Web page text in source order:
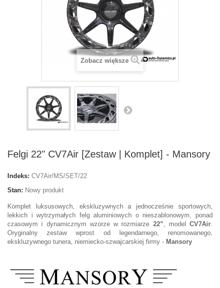
Zobacz większe
Felgi 22" CV7Air [Zestaw | Komplet] - Mansory
Indeks: CV7Air/MS/SET/22
Stan: Nowy produkt
Komplet luksusowych, ekskluzywnych a jednocześnie sportowych,
lekkich i wytrzymałych felg aluminiowych o nieszablonowym, ponad
czasowym i dynamicznym wzorze w rozmiarze 22”, model CV7Air.
Oryginalny zestaw wprost od legendarnego, renomowanego,
ekskluzywnego tunera, niemiecko-szwajcarskiej firmy - Mansory